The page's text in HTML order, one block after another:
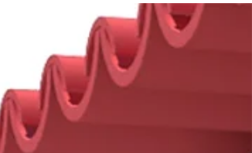
Design e mídias Como meio de
comunicação de massa eles atingem um
grande público com rapidez e facilidade,
quando colocados corretamente.